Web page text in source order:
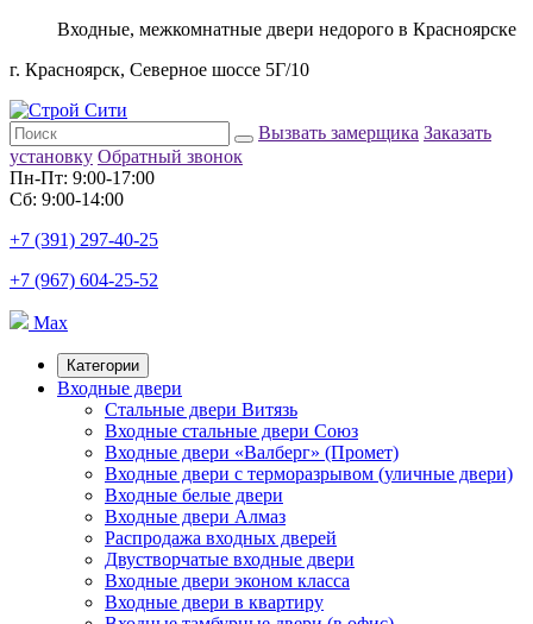
Входные, межкомнатные двери недорого в Красноярске
г. Красноярск, Северное шоссе 5Г/10
Вызвать замерщика Заказать
установку Обратный звонок
Пн-Пт: 9:00-17:00
Сб: 9:00-14:00
+7 (391) 297-40-25
+7 (967) 604-25-52
Max
Категории
Входные двери
Стальные двери Витязь
Входные стальные двери Союз
Входные двери «Валберг» (Промет)
Входные двери с терморазрывом (уличные двери)
Входные белые двери
Входные двери Алмаз
Распродажа входных дверей
Двустворчатые входные двери
Входные двери эконом класса
Входные двери в квартиру